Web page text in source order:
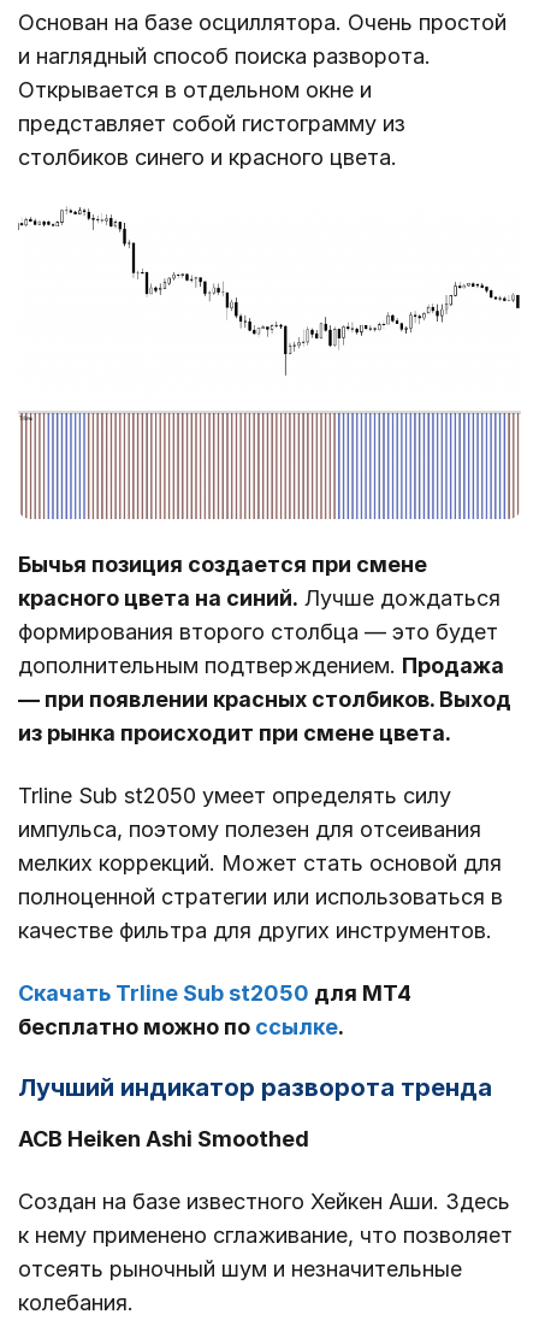
Основан на базе осциллятора. Очень простой
и наглядный способ поиска разворота.
Открывается в отдельном окне и
представляет собой гистограмму из
столбиков синего и красного цвета.
Бычья позиция создается при смене
красного цвета на синий. Лучше дождаться
формирования второго столбца ― это будет
дополнительным подтверждением. Продажа
― при появлении красных столбиков. Выход
из рынка происходит при смене цвета.
Trline Sub st2050 умеет определять силу
импульса, поэтому полезен для отсеивания
мелких коррекций. Может стать основой для
полноценной стратегии или использоваться в
качестве фильтра для других инструментов.
Скачать Trline Sub st2050 для МТ4
бесплатно можно по ссылке.
Лучший индикатор разворота тренда
ACB Heiken Ashi Smoothed
Создан на базе известного Хейкен Аши. Здесь
к нему применено сглаживание, что позволяет
отсеять рыночный шум и незначительные
колебания.